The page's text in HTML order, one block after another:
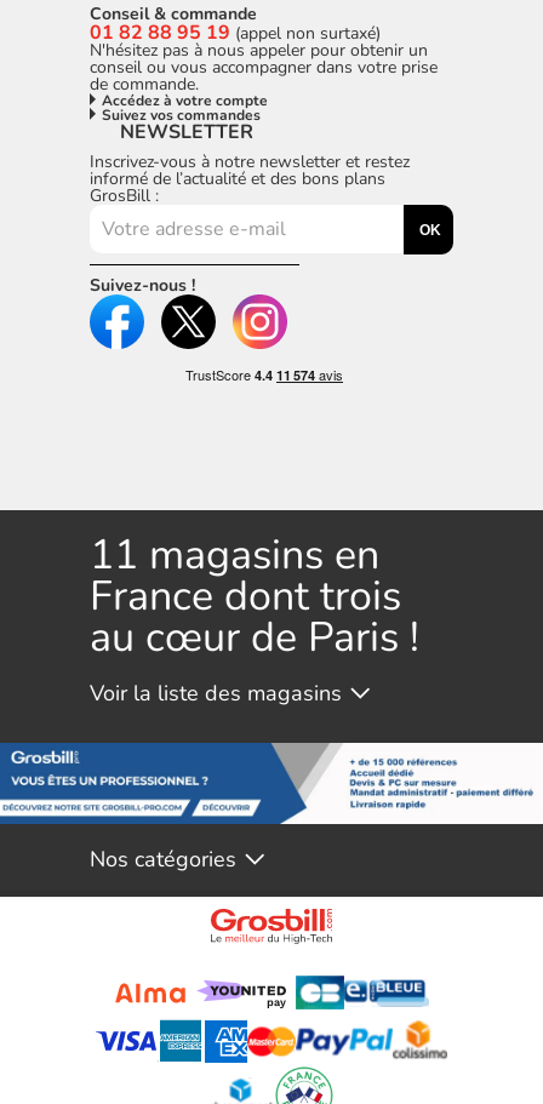
Conseil & commande
01 82 88 95 19 (appel non surtaxé)
N'hésitez pas à nous appeler pour obtenir un
conseil ou vous accompagner dans votre prise
de commande.
Accédez à votre compte
Suivez vos commandes
NEWSLETTER
Inscrivez-vous à notre newsletter et restez
informé de l’actualité et des bons plans
GrosBill :
OK
Suivez-nous !
11 magasins en
France dont trois
au cœur de Paris !
Nos catégories